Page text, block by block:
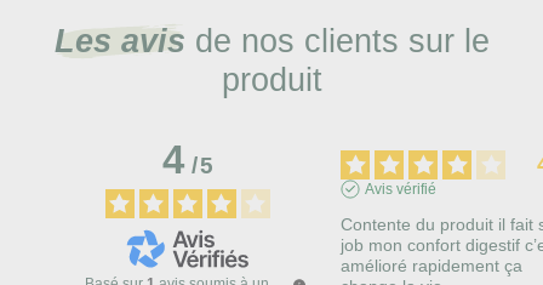
Les avis de nos clients sur le
produit
4/5
Avis vérifié
Contente du produit il fait
job mon confort digestif
amélioré rapidement ça